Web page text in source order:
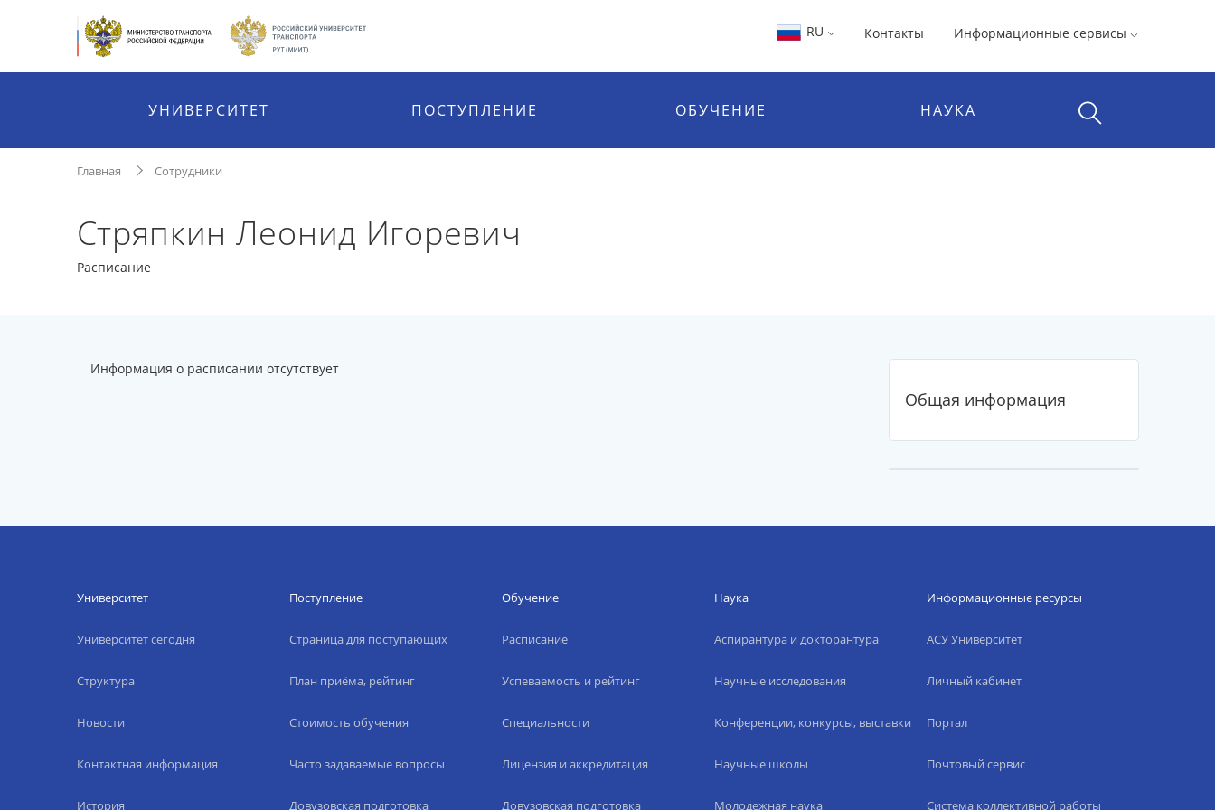
RU Контакты Информационные сервисы
УНИВЕРСИТЕТ ПОСТУПЛЕНИЕ ОБУЧЕНИЕ НАУКА
Главная Сотрудники
Стряпкин Леонид Игоревич
Расписание
Информация о расписании отсутствует
Общая информация
Университет
Университет сегодня
Структура
Новости
Контактная информация
История
Поступление
Страница для поступающих
План приёма, рейтинг
Стоимость обучения
Часто задаваемые вопросы
Довузовская подготовка
Обучение
Расписание
Успеваемость и рейтинг
Специальности
Лицензия и аккредитация
Довузовская подготовка
Наука
Аспирантура и докторантура
Научные исследования
Конференции, конкурсы, выставки
Научные школы
Молодежная наука
Информационные ресурсы
АСУ Университет
Личный кабинет
Портал
Почтовый сервис
Система коллективной работы